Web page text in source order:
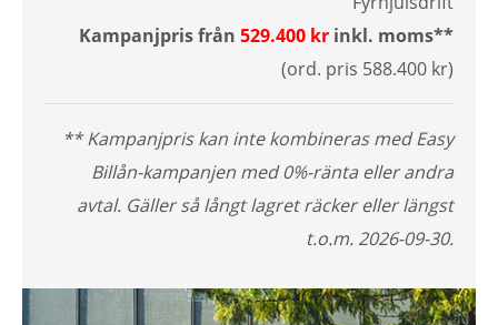
Kampanjpris från 529.400 kr inkl. moms**
(ord. pris 588.400 kr)
** Kampanjpris kan inte kombineras med Easy
Billån-kampanjen med 0%-ränta eller andra
avtal. Gäller så långt lagret räcker eller längst
t.o.m. 2026-09-30.